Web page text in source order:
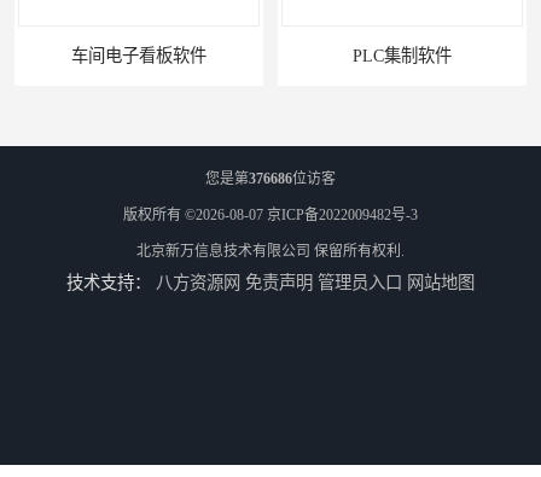
PLC集制软件 运动控制上位机软件
您是第376686位访客
版权所有 ©2026-08-07 京ICP备2022009482号-3
北京新万信息技术有限公司 保留所有权利.
技术支持： 八方资源网 免责声明 管理员入口 网站地图